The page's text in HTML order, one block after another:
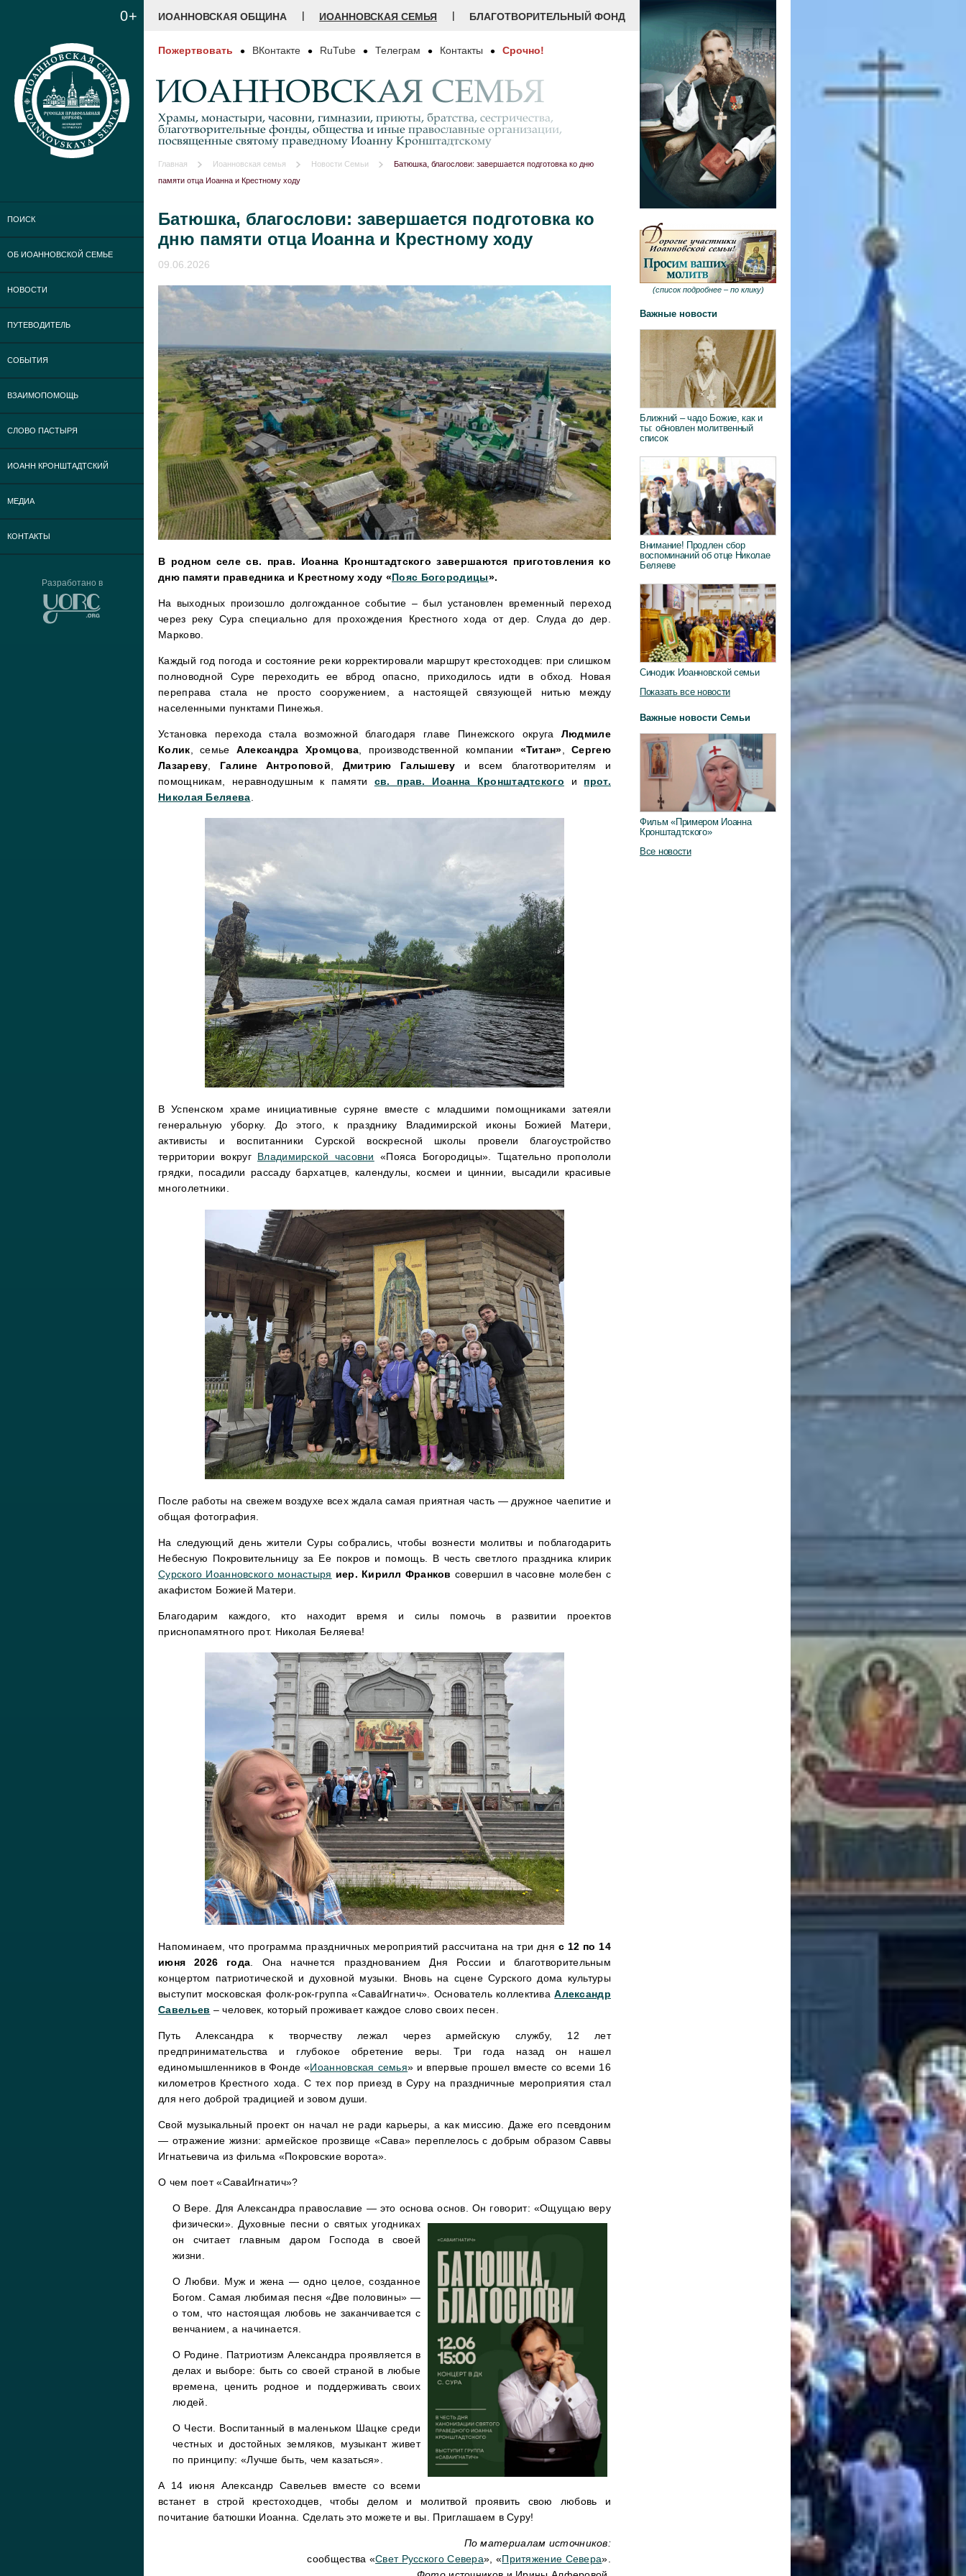
0+
ПОИСК
ОБ ИОАННОВСКОЙ СЕМЬЕ
НОВОСТИ
ПУТЕВОДИТЕЛЬ
СОБЫТИЯ
ВЗАИМОПОМОЩЬ
СЛОВО ПАСТЫРЯ
ИОАНН КРОНШТАДТСКИЙ
МЕДИА
КОНТАКТЫ
Разработано в
ИОАННОВСКАЯ ОБЩИНА | ИОАННОВСКАЯ СЕМЬЯ | БЛАГОТВОРИТЕЛЬНЫЙ ФОНД
Пожертвовать ВКонтакте RuTube Телеграм Контакты Срочно!
ИОАННОВСКАЯ СЕМЬЯ
Храмы, монастыри, часовни, гимназии, приюты, братства, сестричества,
благотворительные фонды, общества и иные православные организации,
посвященные святому праведному Иоанну Кронштадтскому
Главная Иоанновская семья Новости Семьи
Батюшка, благослови: завершается подготовка ко дню
памяти отца Иоанна и Крестному ходу
Батюшка, благослови: завершается подготовка ко
дню памяти отца Иоанна и Крестному ходу
09.06.2026
В родном селе св. прав. Иоанна Кронштадтского завершаются приготовления ко
дню памяти праведника и Крестному ходу «Пояс Богородицы».
На выходных произошло долгожданное событие – был установлен временный переход
через реку Сура специально для прохождения Крестного хода от дер. Слуда до дер.
Марково.
Каждый год погода и состояние реки корректировали маршрут крестоходцев: при слишком
полноводной Суре переходить ее вброд опасно, приходилось идти в обход. Новая
переправа стала не просто сооружением, а настоящей связующей нитью между
населенными пунктами Пинежья.
Установка перехода стала возможной благодаря главе Пинежского округа Людмиле
Колик , семье Александра Хромцова , производственной компании «Титан» ,Сергею
Лазареву
Галине Антроповой Дмитрию Галышеву и всем благотворителям и
помощникам, неравнодушным к памяти св. прав. Иоанна Кронштадтского и прот.
Николая Беляева
В Успенском храме инициативные суряне вместе с младшими помощниками затеяли
генеральную уборку. До этого, к празднику Владимирской иконы Божией Матери,
активисты и воспитанники Сурской воскресной школы провели благоустройство
территории вокруг Владимирской часовни
«Пояса Богородицы». Тщательно пропололи
грядки, посадили рассаду бархатцев, календулы, космеи и циннии, высадили красивые
многолетники.
После работы на свежем воздухе всех ждала самая приятная часть — дружное чаепитие и
общая фотография.
На следующий день жители Суры собрались, чтобы вознести молитвы и поблагодарить
Небесную Покровительницу за Ее покров и помощь. В честь светлого праздника клирик
Сурского Иоанновского монастыря иер. Кирилл Франков совершил в часовне молебен с
акафистом Божией Матери.
Благодарим каждого, кто находит время и силы помочь в развитии проектов
приснопамятного прот. Николая Беляева!
Напоминаем, что программа праздничных мероприятий рассчитана на три дня с 12 по 14
июня 2026 года . Она начнется празднованием Дня России и благотворительным
концертом патриотической и духовной музыки. Вновь на сцене Сурского дома культуры
выступит московская фолк-рок-группа «СаваИгнатич». Основатель коллективаАлександр
Савельев – человек, который проживает каждое слово своих песен.
Путь Александра к творчеству лежал через армейскую службу, 12 лет
предпринимательства и глубокое обретение веры. Три года назад он нашел
единомышленников в Фонде «Иоанновская семья» и впервые прошел вместе со всеми 16
километров Крестного хода. С тех пор приезд в Суру на праздничные мероприятия стал
для него доброй традицией и зовом души.
Свой музыкальный проект он начал не ради карьеры, а как миссию. Даже его псевдоним
— отражение жизни: армейское прозвище «Сава» переплелось с добрым образом Саввы
Игнатьевича из фильма «Покровские ворота».
О чем поет «СаваИгнатич»?
О Вере. Для Александра православие — это основа основ. Он говорит: «Ощущаю веру
физически».
Духовные песни о святых угодниках
он считает главным даром Господа в своей
жизни.
О Любви. Муж и жена — одно целое, созданное
Богом. Самая любимая песня «Две половины» —
о том, что настоящая любовь не заканчивается с
венчанием, а начинается.
О Родине. Патриотизм Александра проявляется в
делах и выборе: быть со своей страной в любые
времена, ценить родное и поддерживать своих
людей.
О Чести. Воспитанный в маленьком Шацке среди
честных и достойных земляков, музыкант живет
по принципу: «Лучше быть, чем казаться».
А 14 июня Александр Савельев вместе со всеми
встанет в строй крестоходцев, чтобы делом и молитвой проявить свою любовь и
почитание батюшки Иоанна. Сделать это можете и вы. Приглашаем в Суру!
По материалам источников:
сообщества «Свет Русского Севера», «Притяжение Севера».
(список подробнее – по клику)
Важные новости
Ближний – чадо Божие, как и
ты: обновлен молитвенный
список
Внимание! Продлен сбор
воспоминаний об отце Николае
Беляеве
Синодик Иоанновской семьи
Показать все новости
Важные новости Семьи
Фильм «Примером Иоанна
Кронштадтского»
Все новости